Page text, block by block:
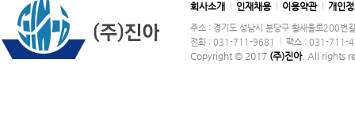
회사소개 인재채용 이용약관 개인
주소 : 경기도 성남시 분당구 황새울로200
전화 : 031-711-9681
팩스 : 031-711-
Copyright © 2017 (주)진아. All rights